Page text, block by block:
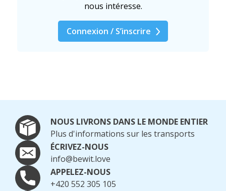
nous intéresse.
Connexion / S’inscrire
NOUS LIVRONS DANS LE MONDE ENTIER
Plus d'informations sur les transports
ÉCRIVEZ-NOUS
info@bewit.love
APPELEZ-NOUS
+420 552 305 105